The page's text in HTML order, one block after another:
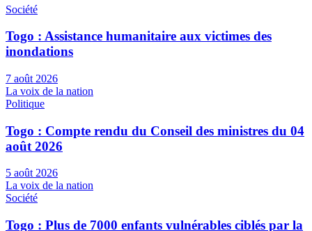
Société
Togo : Assistance humanitaire aux victimes des
inondations
7 août 2026
La voix de la nation
Politique
Togo : Compte rendu du Conseil des ministres du 04
août 2026
5 août 2026
La voix de la nation
Société
Togo : Plus de 7000 enfants vulnérables ciblés par la